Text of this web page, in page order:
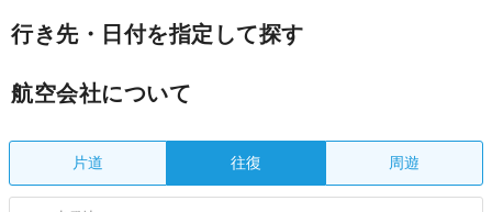
行き先・日付を指定して探す
航空会社について
片道 往復 周遊